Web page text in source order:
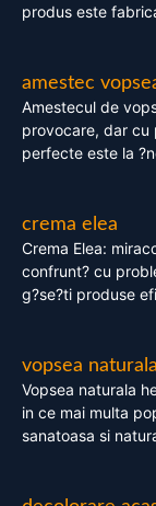
produs este
amestec
Amestecul de
provocare, dar cu
perfecte este la
crema elea
Crema Elea:
confrunt? cu
g?se?ti produse
vopsea
Vopsea naturala
in ce mai multa
sanatoasa si